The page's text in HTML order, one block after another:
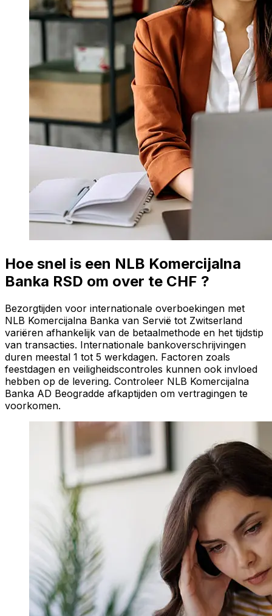
Hoe snel is een NLB Komercijalna
Banka RSD om over te CHF ?
Bezorgtijden voor internationale overboekingen met
NLB Komercijalna Banka van Servië tot Zwitserland
variëren afhankelijk van de betaalmethode en het tijdstip
van transacties. Internationale bankoverschrijvingen
duren meestal 1 tot 5 werkdagen. Factoren zoals
feestdagen en veiligheidscontroles kunnen ook invloed
hebben op de levering. Controleer NLB Komercijalna
Banka AD Beogradde afkaptijden om vertragingen te
voorkomen.